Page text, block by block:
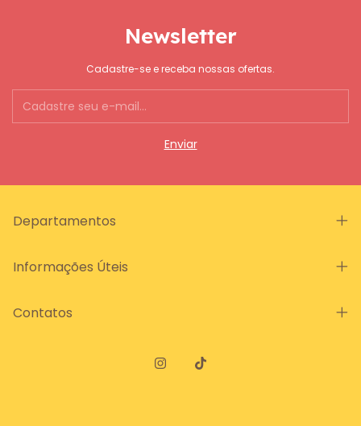
Newsletter
Cadastre-se e receba nossas ofertas.
Departamentos
Informações Úteis
Contatos